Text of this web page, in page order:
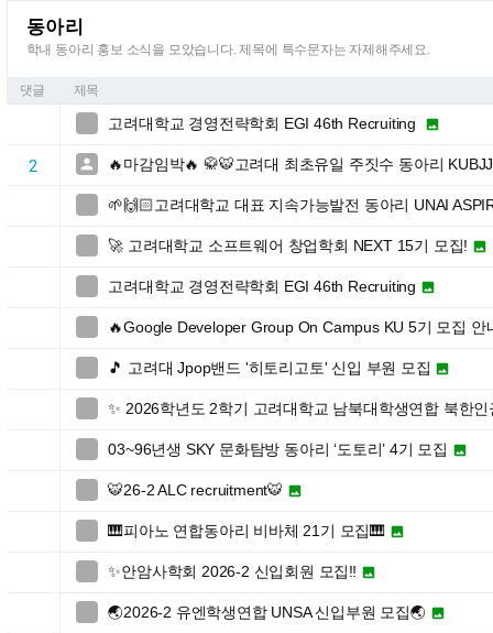
동아리
학내 동아리 홍보 소식을 모았습니다. 제목에 특수문자는 자제해주세요.
댓글 제목
고려대학교 경영전략학회 EGI 46th Recruiting 
2  🔥마감임박🔥 🥋🐯고려대 최초유일 주짓수 동아리
🌱🙌🏻고려대학교 대표 지속가능발전 동아리 UNAI
🚀 고려대학교 소프트웨어 창업학회 NEXT 15기 모집! 
고려대학교 경영전략학회 EGI 46th Recruiting 
🔥Google Developer Group On Campus KU 5기 모집
🎵 고려대 Jpop밴드 '히토리고토' 신입 부원 모집 
✨ 2026학년도 2학기 고려대학교 남북대학생연합 북한
03~96년생 SKY 문화탐방 동아리 ‘도토리’ 4기 모집 
🐯26-2 ALC recruitment🐯 
🎹피아노 연합동아리 비바체 21기 모집🎹 
✨안암사학회 2026-2 신입회원 모집‼️ 
🌏2026-2 유엔학생연합 UNSA 신입부원 모집🌏 